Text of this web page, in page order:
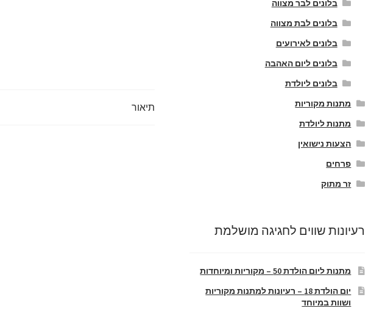
תיאור
בלונים לבר מצווה
בלונים לבת מצווה
בלונים לאירועים
בלונים ליום האהבה
בלונים ליולדת
מתנות מקוריות
מתנות ליולדת
הצעות נישואין
פרחים
זר מתוק
רעיונות שווים לחגיגה מושלמת
מתנות ליום הולדת 50 – מקוריות ומיוחדות
יום הולדת 18 – רעיונות למתנות מקוריות
ושוות במיוחד